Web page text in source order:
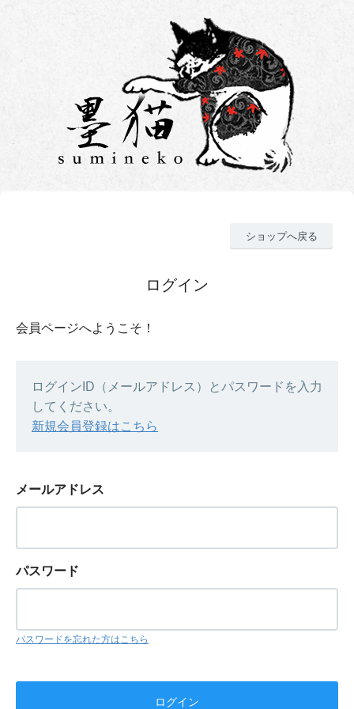
ショップへ戻る
ログイン
会員ページへようこそ！
ログインID（メールアドレス）とパスワードを入力
してください。
新規会員登録はこちら
メールアドレス
パスワード
パスワードを忘れた方はこちら